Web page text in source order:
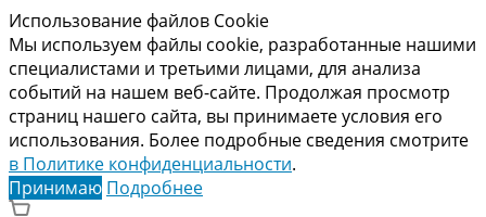
Использование файлов Cookie
Мы используем файлы cookie, разработанные нашими
специалистами и третьими лицами, для анализа
событий на нашем веб-сайте. Продолжая просмотр
страниц нашего сайта, вы принимаете условия его
использования. Более подробные сведения смотрите
в Политике конфиденциальности.
Принимаю Подробнее